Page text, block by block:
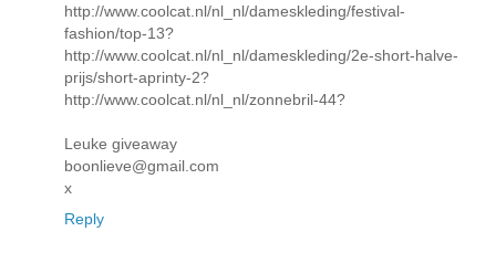
http://www.coolcat.nl/nl_nl/dameskleding/festival-
fashion/top-13?
http://www.coolcat.nl/nl_nl/dameskleding/2e-short-halve-
prijs/short-aprinty-2?
http://www.coolcat.nl/nl_nl/zonnebril-44?
Leuke giveaway
boonlieve@gmail.com
x
Reply